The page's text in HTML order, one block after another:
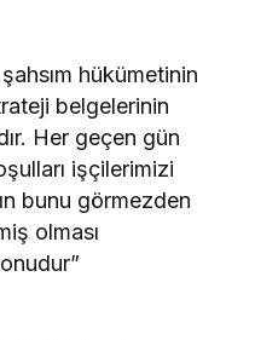
hükümetinin
belgelerinin
Her geçen gün
işçilerimizi
bunu görmezden
olması